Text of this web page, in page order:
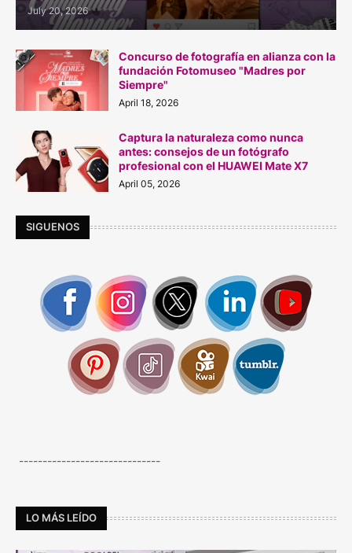
July 20, 2026
Concurso de fotografía en alianza con la
fundación Fotomuseo "Madres por
Siempre"
April 18, 2026
Captura la naturaleza como nunca
antes: consejos de un fotógrafo
profesional con el HUAWEI Mate X7
April 05, 2026
SIGUENOS
------------------------------
LO MÁS LEÍDO